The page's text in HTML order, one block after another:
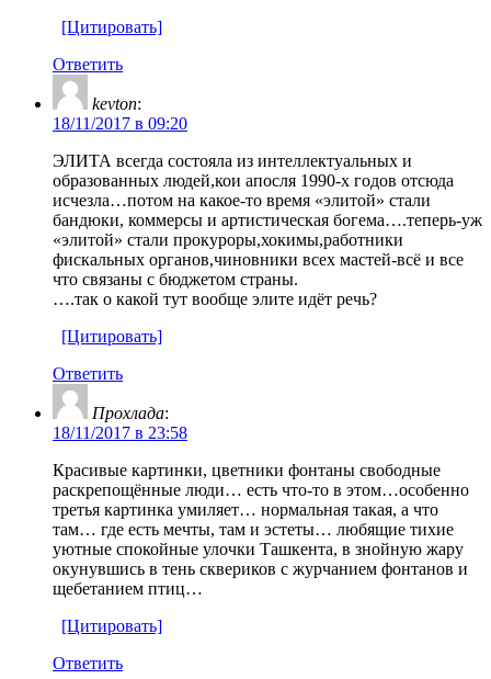
[Цитировать]
Ответить
kevton:
18/11/2017 в 09:20
ЭЛИТА всегда состояла из интеллектуальных и
образованных людей,кои апосля 1990-х годов отсюда
исчезла…потом на какое-то время «элитой» стали
бандюки, коммерсы и артистическая богема….теперь-уж
«элитой» стали прокуроры,хокимы,работники
фискальных органов,чиновники всех мастей-всё и все
что связаны с бюджетом страны.
….так о какой тут вообще элите идёт речь?
[Цитировать]
Ответить
Прохлада:
18/11/2017 в 23:58
Красивые картинки, цветники фонтаны свободные
раскрепощённые люди… есть что-то в этом…особенно
третья картинка умиляет… нормальная такая, а что
там… где есть мечты, там и эстеты… любящие тихие
уютные спокойные улочки Ташкента, в знойную жару
окунувшись в тень сквериков с журчанием фонтанов и
щебетанием птиц…
[Цитировать]
Ответить